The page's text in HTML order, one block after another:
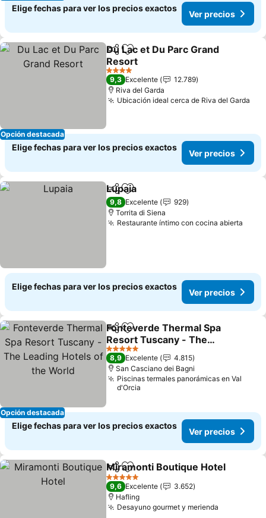
Elige fechas para ver los precios exactos
Ver precios
Opción destacada
CompartirAgregar a favoritos
Du Lac et Du Parc Grand
Resort
4 Estrellas
9,3 Excelente
12.789
Riva del Garda
Ubicación ideal cerca de Riva del Garda
Elige fechas para ver los precios exactos
Ver precios
CompartirAgregar a favoritos
Lupaia
9,8 Excelente
929
Torrita di Siena
Restaurante íntimo con cocina abierta
Elige fechas para ver los precios exactos
Ver precios
Opción destacada
CompartirAgregar a favoritos
Fonteverde Thermal Spa
Resort Tuscany - The
Leading Hotels of the
World
5 Estrellas
8,9 Excelente
4.815
San Casciano dei Bagni
Piscinas termales panorámicas en Val
d'Orcia
Elige fechas para ver los precios exactos
Ver precios
CompartirAgregar a favoritos
Miramonti Boutique Hotel
5 Estrellas
9,6 Excelente
3.652
Hafling
Desayuno gourmet y merienda